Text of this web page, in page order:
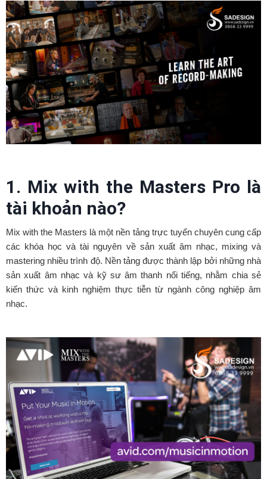
1. Mix with the Masters Pro là
tài khoản nào?
Mix with the Masters là một nền tảng trực tuyến chuyên cung cấp
các khóa học và tài nguyên về sản xuất âm nhạc, mixing và
mastering nhiều trình độ. Nền tảng được thành lập bởi những nhà
sản xuất âm nhạc và kỹ sư âm thanh nổi tiếng, nhằm chia sẻ
kiến thức và kinh nghiệm thực tiễn từ ngành công nghiệp âm
nhạc.